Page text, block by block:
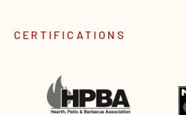
CERTIFICATIONS